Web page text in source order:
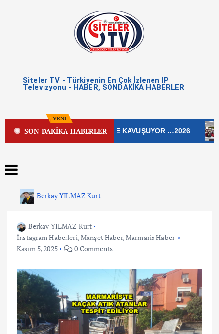
Siteler TV - Türkiyenin En Çok İzlenen IP
Televizyonu - HABER, SONDAKİKA HABERLER
YENİ
SON DAKİKA HABERLER
CADDESİ YENİ ÇEHRESİNE KAVUŞUYOR …2026
Berkay YILMAZ Kurt
Berkay YILMAZ Kurt
İnstagram Haberleri,Manşet Haber,Marmaris Haber
Kasım 5, 2025
0 Comments